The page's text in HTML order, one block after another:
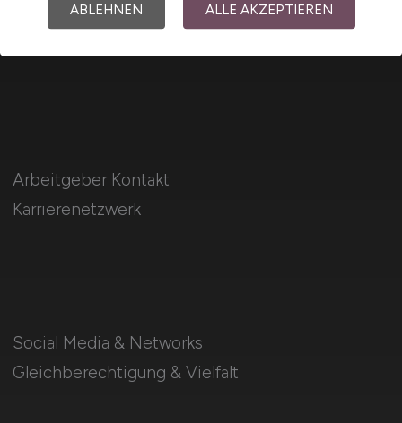
Jobfinder
Social Media & Networks
Gleichberechtigung & Vielfalt
Arbeitgeber Kontakt
Karrierenetzwerk
ABLEHNEN ALLE AKZEPTIEREN